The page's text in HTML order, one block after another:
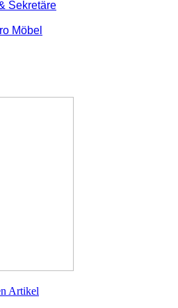
Sekretäre
Möbel
Artikel